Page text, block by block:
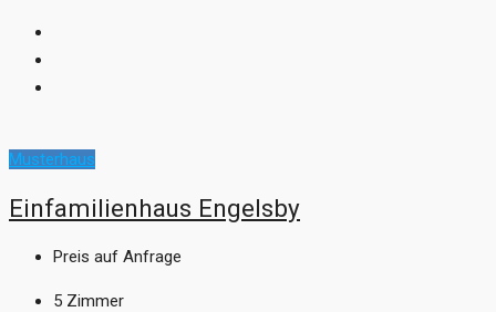
Musterhaus
Einfamilienhaus Engelsby
Preis auf Anfrage
5 Zimmer